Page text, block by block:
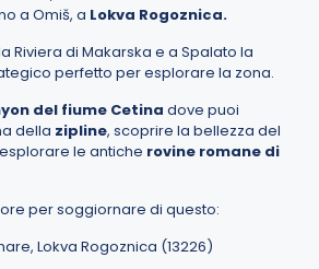
a Omiš, a Lokva Rogoznica.
Riviera di Makarska e a Spalato la
perfetto per esplorare la zona.
del fiume Cetina dove puoi
della zipline, scoprire la bellezza del
le antiche rovine romane di
per soggiornare di questo:
Lokva Rogoznica (13226)